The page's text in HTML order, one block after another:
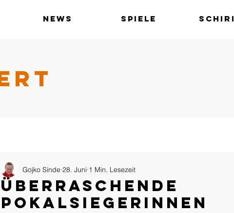
News Spiele Schiri
Überraschende
Pokalsiegerinnen
Gojko Sinde 28. Juni 1 Min. Lesezeit